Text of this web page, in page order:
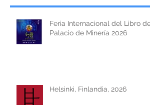
Feria Internacional del Libro del
Palacio de Minería 2026
Helsinki, Finlandia, 2026